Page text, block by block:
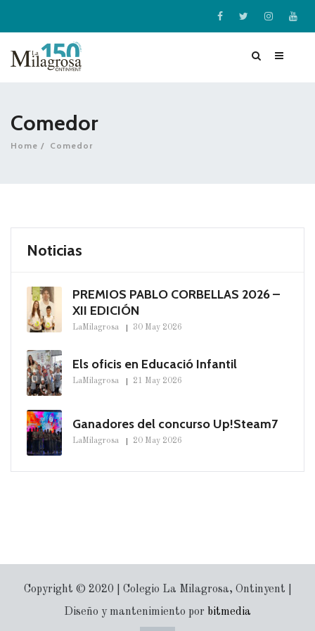
Comedor
Home Comedor
Noticias
PREMIOS PABLO CORBELLAS 2026 –
XII EDICIÓN
LaMilagrosa 30 May 2026
Els oficis en Educació Infantil
LaMilagrosa 21 May 2026
Ganadores del concurso Up!Steam7
LaMilagrosa 20 May 2026
Copyright © 2020 | Colegio La Milagrosa, Ontinyent |
Diseño y mantenimiento por bitmedia